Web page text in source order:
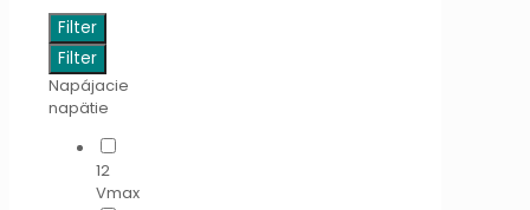
Filter
Filter
Napájacie
napätie
12
Vmax